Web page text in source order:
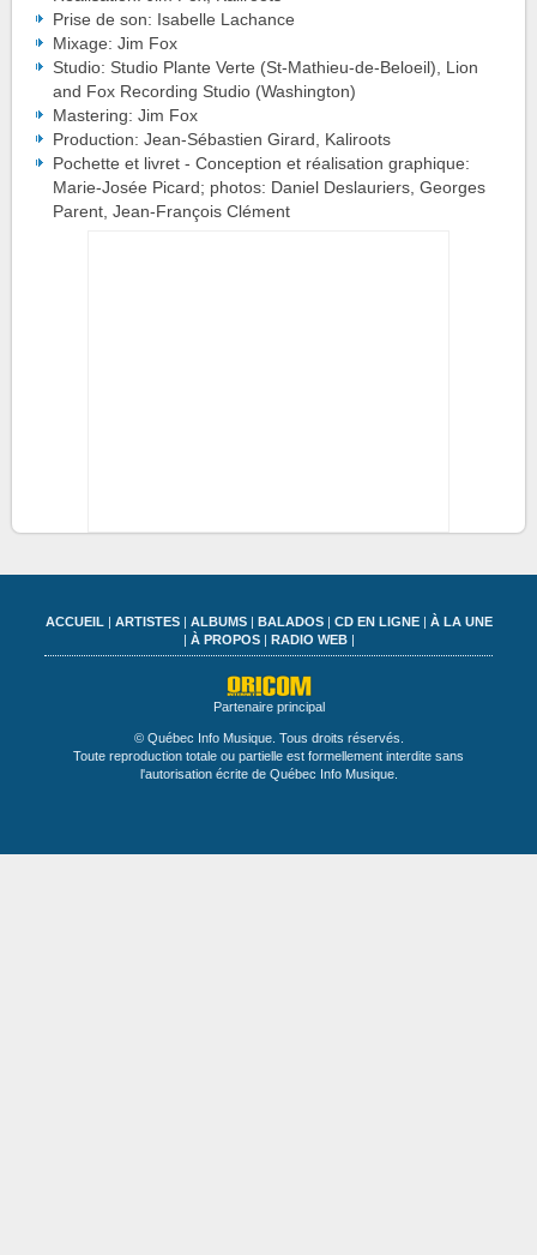
Prise de son: Isabelle Lachance
Mixage: Jim Fox
Studio: Studio Plante Verte (St-Mathieu-de-Beloeil), Lion
and Fox Recording Studio (Washington)
Mastering: Jim Fox
Production: Jean-Sébastien Girard, Kaliroots
Pochette et livret - Conception et réalisation graphique:
Marie-Josée Picard; photos: Daniel Deslauriers, Georges
Parent, Jean-François Clément
ACCUEIL | ARTISTES| ALBUMS| BALADOS| CD EN LIGNE| À LA UNE
| À PROPOS| RADIO WEB|
Partenaire principal
© Québec Info Musique. Tous droits réservés.
Toute reproduction totale ou partielle est formellement interdite sans
l'autorisation écrite de Québec Info Musique.